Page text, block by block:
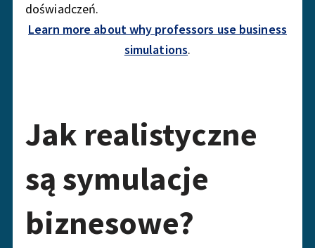
doświadczeń.
Learn more about why professors use business
simulations.
Jak realistyczne
są symulacje
biznesowe?